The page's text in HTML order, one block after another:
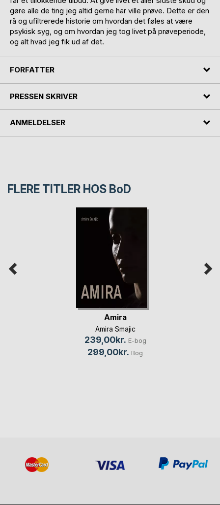
gøre alle de ting jeg altid gerne har ville prøve. Dette er den
rå og ufiltrerede historie om hvordan det føles at være
psykisk syg, og om hvordan jeg tog livet på prøveperiode,
og alt hvad jeg fik ud af det.
FORFATTER
PRESSEN SKRIVER
ANMELDELSER
FLERE TITLER HOS BoD
Amira
Amira Smajic
239,00kr. E-bog
299,00kr. Bog